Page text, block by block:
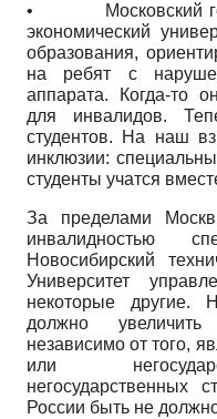
•
Московский
экономический
образования,
на ребят с
аппарата. Когда-то
для инвалидов.
студентов. На наш
ин­клюзии:
студенты учатся
За пределами
инвалидностью
Новосибирский
Университет
некоторые другие.
должно
независимо от того,
или
негосударственных
России быть не